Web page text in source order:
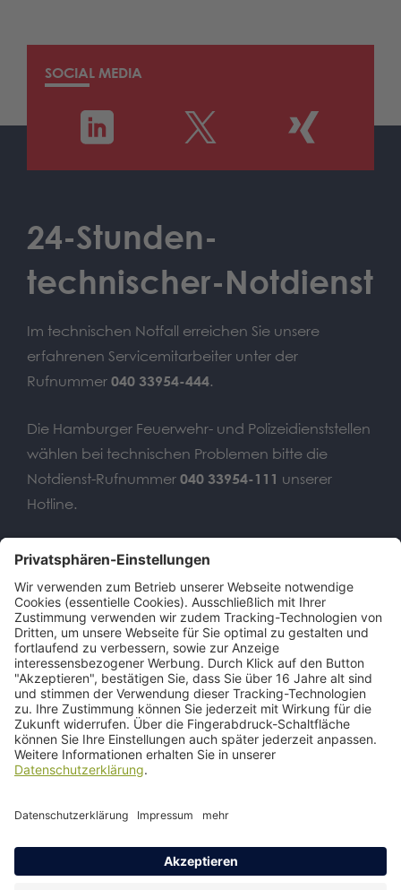
SOCIAL MEDIA
24-Stunden-
technischer-Notdienst
Im technischen Notfall erreichen Sie unsere
erfahrenen Servicemitarbeiter unter der
Rufnummer 040 33954-444.
Die Hamburger Feuerwehr- und Polizeidienststellen
wählen bei technischen Problemen bitte die
Notdienst-Rufnummer 040 33954-111 unserer
Hotline.
Wir benötigen Ihre
Zustimmung, um den Google
Maps-Service zu laden!
Wir verwenden einen Service eines
Drittanbieters, um Karteninhalte
einzubetten. Dieser Service kann Daten
zu Ihren Aktivitäten sammeln. Bitte lesen
Sie die Details durch und stimmen Sie
der Nutzung des Service zu, um diese
Mehr Informationen
Akzeptieren